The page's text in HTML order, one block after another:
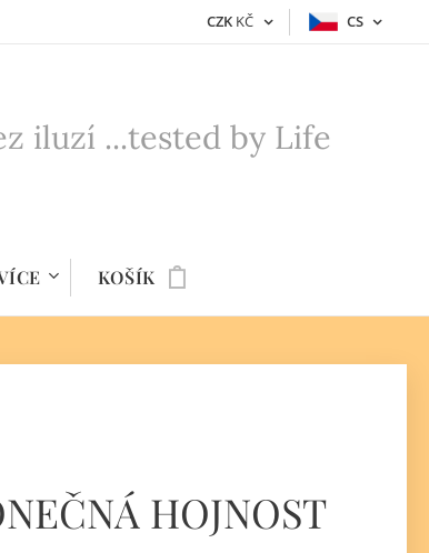
CZK KČ CS
iluzí ...tested by Life
KOŠÍK
HOJNOST